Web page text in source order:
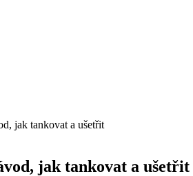
jak tankovat a ušetřit
jak tankovat a ušetřit